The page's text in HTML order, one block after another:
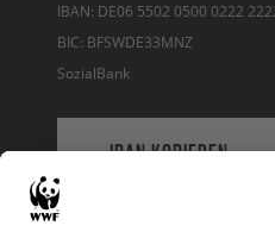
IBAN: DE06 5502 0500 0222
BIC: BFSWDE33MNZ
SozialBank
IBAN KOPIEREN